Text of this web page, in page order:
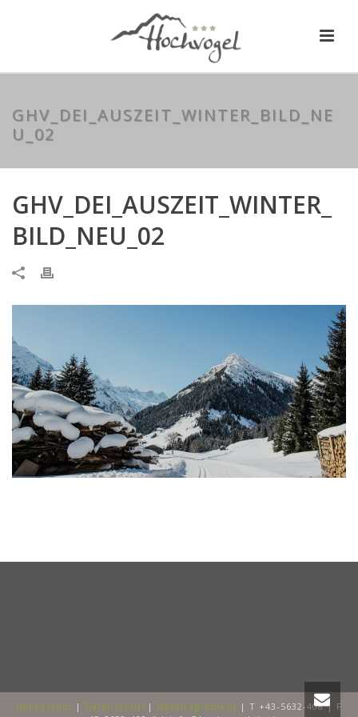
GHV_DEI_AUSZEIT_WINTER_BILD_NE
U_02
GHV_DEI_AUSZEIT_WINTER_
BILD_NEU_02
Impressum | Datenschutz | Hotelreglement | T +43-5632-408 | F